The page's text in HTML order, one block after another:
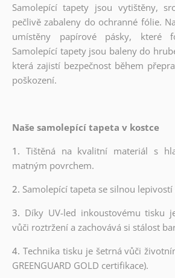
Samolepící tapety jsou vytištěny,
pečlivě zabaleny do ochranné fólie.
umístěny papírové pásky, které
Samolepící tapety jsou baleny do
která zajistí bezpečnost během
poškození.
Naše samolepící tapeta v kostce
1. Tištěná na kvalitní materiál s
matným povrchem.
2. Samolepící tapeta se silnou
3. Díky UV-led inkoustovému tisku
vůči roztržení a zachovává si stálost
4. Technika tisku je šetrná vůči
GREENGUARD GOLD certifikace).